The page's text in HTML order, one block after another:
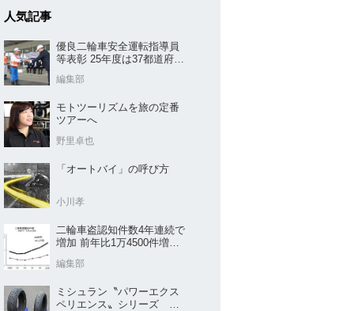
人気記事
優良二輪車安全運転指導員
等表彰 25年度は37都道府県
編集部
モトツーリズムを旅の定番
ツアーへ
野里卓也
「オートバイ」の呼び方
小川孝
二輪車盗認知件数4年連続で
増加 前年比1万4500件増／
編集部
ミシュラン〝パワーエクス
ペリエンス〟シリーズ